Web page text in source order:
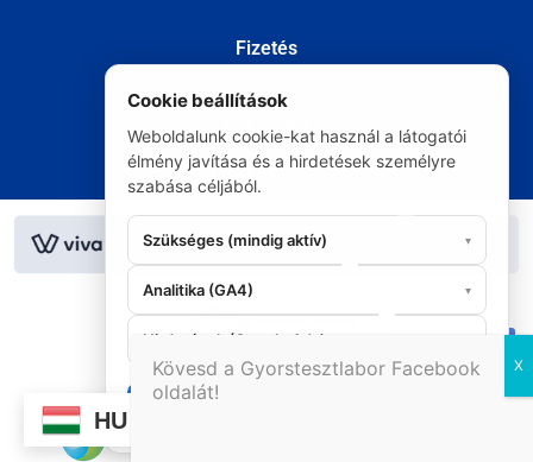
Fizetés
Kapcsolat
Elállás
© Minden jog fenntartva 2020
HU
Kövesd a Gyorstesztlabor Facebook
oldalát!
Cookie beállítások
Weboldalunk cookie-kat használ a látogatói
élmény javítása és a hirdetések személyre
szabása céljából.
Szükséges (mindig aktív) ▾
Analitika (GA4) ▾
Hirdetések (Google Ads)
Mindent